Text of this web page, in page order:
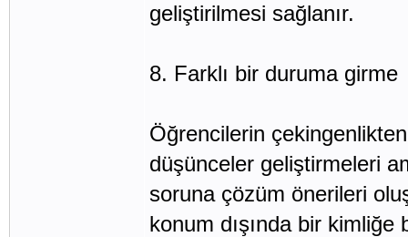
geliştirilmesi sağlanır.
8. Farklı bir duruma girme
Öğrencilerin
düşünceler geliştirmeleri
soruna çözüm önerileri
konum dışında bir